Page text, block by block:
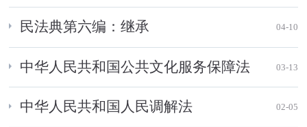
民法典第六编：继承 04-10
中华人民共和国公共文化服务保障法 03-13
中华人民共和国人民调解法 02-05